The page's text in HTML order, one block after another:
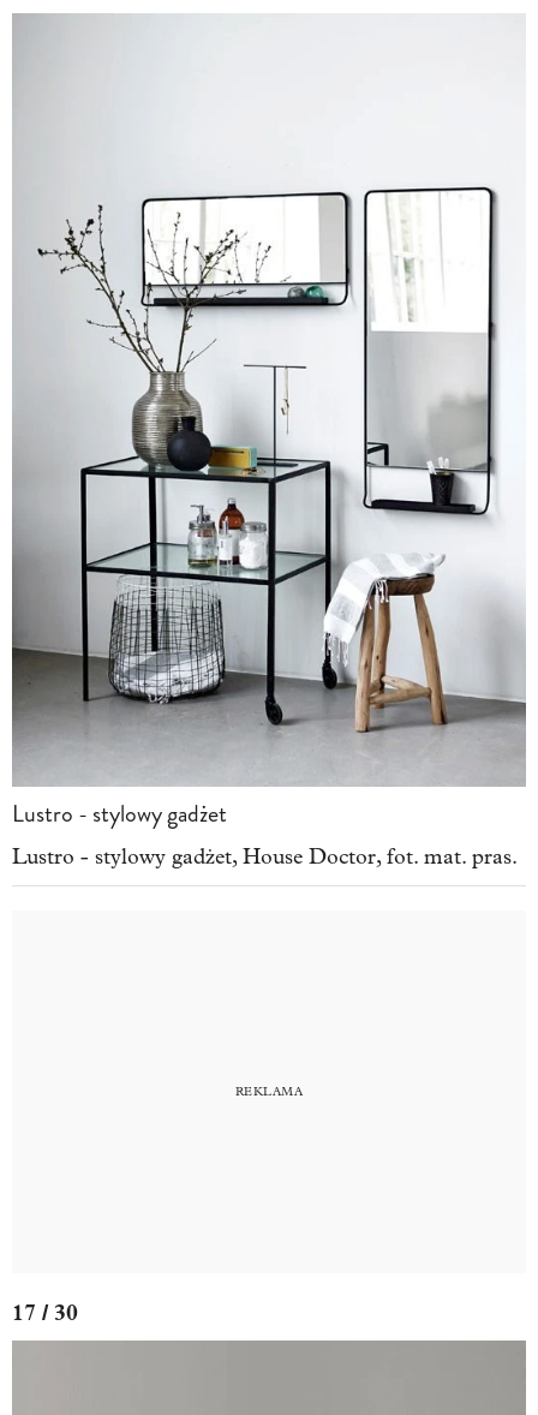
Lustro - stylowy gadżet
Lustro - stylowy gadżet, House Doctor, fot. mat. pras.
17 / 30